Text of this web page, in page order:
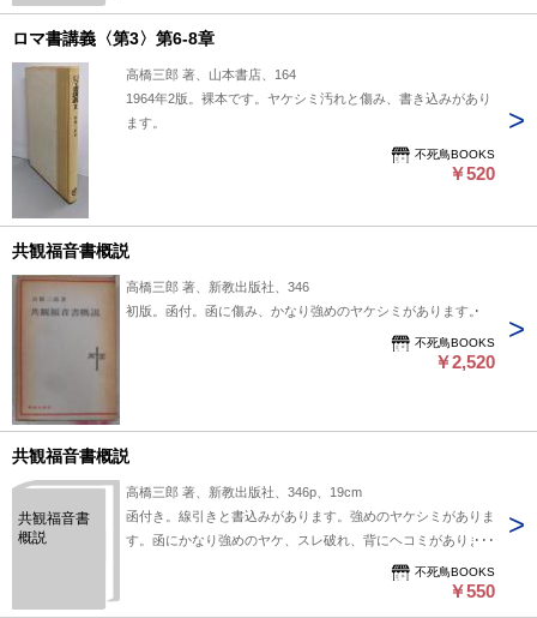
ロマ書講義〈第3〉第6-8章
高橋三郎 著、山本書店、164
1964年2版。裸本です。ヤケシミ汚れと傷み、書き込みがあり
ます。
不死鳥BOOKS
￥520
共観福音書概説
高橋三郎 著、新教出版社、346
初版。函付。函に傷み、かなり強めのヤケシミがあります。
不死鳥BOOKS
￥2,520
共観福音書概説
共観福音書
概説
高橋三郎 著、新教出版社、346p、19cm
函付き。線引きと書込みがあります。強めのヤケシミがありま
す。函にかなり強めのヤケ、スレ破れ、背にヘコミがありま
不死鳥BOOKS
￥550